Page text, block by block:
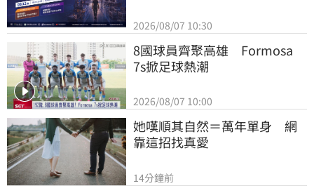
2026/08/07 10:30
8國球員齊聚高雄　Formosa
7s掀足球熱潮
2026/08/07 10:00
她嘆順其自然＝萬年單身　網
靠這招找真愛
14分鐘前